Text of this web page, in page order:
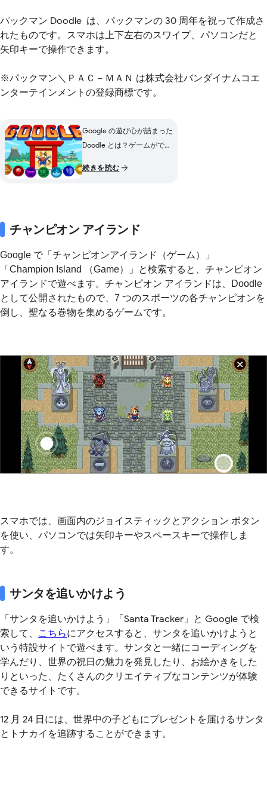
パックマン Doodle は、パックマンの 30 周年を祝って作成さ
れたものです。スマホは上下左右のスワイプ、パソコンだと
矢印キーで操作できます。
※パックマン＼ＰＡＣ－ＭＡＮ は株式会社バンダイナムコエ
ンターテインメントの登録商標です。
Google の遊び心が詰まった
Doodle とは？ゲームができ
紹介
続きを読む
チャンピオン アイランド
Google で「チャンピオンアイランド（ゲーム）」
「Champion Island （Game）」と検索すると、チャンピオン
アイランドで遊べます。チャンピオン アイランドは、Doodle
として公開されたもので、7 つのスポーツの各チャンピオンを
倒し、聖なる巻物を集めるゲームです。
スマホでは、画面内のジョイスティックとアクション ボタン
を使い、パソコンでは矢印キーやスペースキーで操作しま
す。
サンタを追いかけよう
「 サンタを追いかけよう」「Santa Tracker」と Google で検
索して、 こちらにアクセスすると、サンタを追いかけようと
いう特設サイトで遊べます。サンタと一緒にコーディングを
学んだり、世界の祝日の魅力を発見したり、お絵かきをした
りといった、たくさんのクリエイティブなコンテンツが体験
できるサイトです。
12 月 24 日には、世界中の子どもにプレゼントを届けるサンタ
とトナカイを追跡することができます。